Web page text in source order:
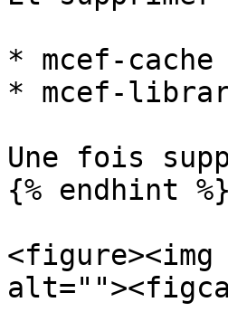
* mcef-cache
* mcef-
Une fois
{% endhint %}
<figure><img